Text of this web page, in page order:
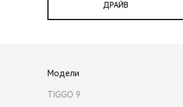
ДРАЙВ
Модели
TIGGO 9